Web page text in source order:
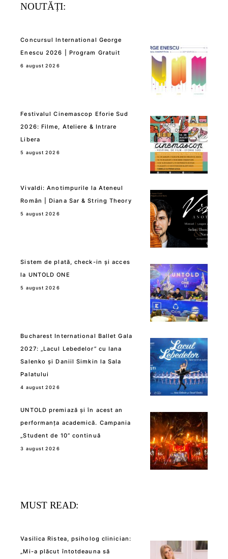
NOUTĂȚI:
Concursul International George
Enescu 2026 | Program Gratuit
6 august 2026
Festivalul Cinemascop Eforie Sud
2026: Filme, Ateliere & Intrare
Libera
5 august 2026
Vivaldi: Anotimpurile la Ateneul
Român | Diana Sar & String Theory
5 august 2026
Sistem de plată, check-in și acces
la UNTOLD ONE
5 august 2026
Bucharest International Ballet Gala
2027: „Lacul Lebedelor” cu Iana
Salenko și Daniil Simkin la Sala
Palatului
4 august 2026
UNTOLD premiază și în acest an
performanța academică. Campania
„Student de 10” continuă
3 august 2026
MUST READ:
Vasilica Ristea, psiholog clinician:
„Mi-a plăcut întotdeauna să